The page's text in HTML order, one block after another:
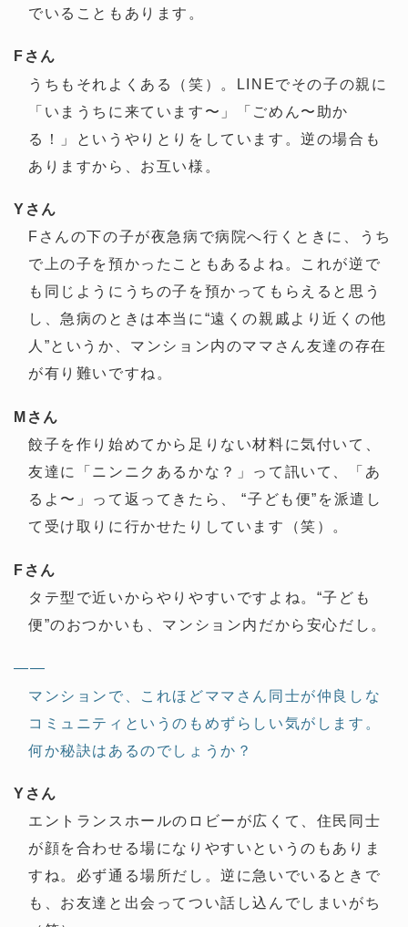
でいることもあります。
Fさん
うちもそれよくある（笑）。LINEでその子の親に
「いまうちに来ています〜」「ごめん〜助か
る！」というやりとりをしています。逆の場合も
ありますから、お互い様。
Yさん
Fさんの下の子が夜急病で病院へ行くときに、うち
で上の子を預かったこともあるよね。これが逆で
も同じようにうちの子を預かってもらえると思う
し、急病のときは本当に“遠くの親戚より近くの他
人”というか、マンション内のママさん友達の存在
が有り難いですね。
Mさん
餃子を作り始めてから足りない材料に気付いて、
友達に「ニンニクあるかな？」って訊いて、「あ
るよ〜」って返ってきたら、 “子ども便”を派遣し
て受け取りに行かせたりしています（笑）。
Fさん
タテ型で近いからやりやすいですよね。“子ども
便”のおつかいも、マンション内だから安心だし。
——
マンションで、これほどママさん同士が仲良しな
コミュニティというのもめずらしい気がします。
何か秘訣はあるのでしょうか？
Yさん
エントランスホールのロビーが広くて、住民同士
が顔を合わせる場になりやすいというのもありま
すね。必ず通る場所だし。逆に急いでいるときで
も、お友達と出会ってつい話し込んでしまいがち